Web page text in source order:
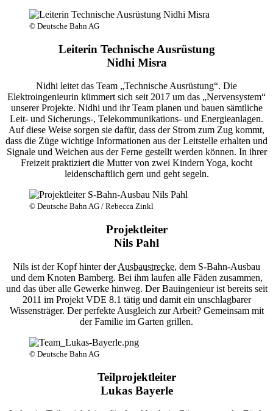
© Deutsche Bahn AG
Leiterin Technische Ausrüstung
Nidhi Misra
Nidhi leitet das Team „Technische Ausrüstung“. Die
Elektroingenieurin kümmert sich seit 2017 um das „Nervensystem“
unserer Projekte. Nidhi und ihr Team planen und bauen sämtliche
Leit- und Sicherungs-, Telekommunikations- und Energieanlagen.
Auf diese Weise sorgen sie dafür, dass der Strom zum Zug kommt,
dass die Züge wichtige Informationen aus der Leitstelle erhalten und
Signale und Weichen aus der Ferne gestellt werden können. In ihrer
Freizeit praktiziert die Mutter von zwei Kindern Yoga, kocht
leidenschaftlich gern und geht segeln.
© Deutsche Bahn AG / Rebecca Zinkl
Projektleiter
Nils Pahl
Nils ist der Kopf hinter derAusbaustrecke, dem S-Bahn-Ausbau
und dem Knoten Bamberg. Bei ihm laufen alle Fäden zusammen,
und das über alle Gewerke hinweg. Der Bauingenieur ist bereits seit
2011 im Projekt VDE 8.1 tätig und damit ein unschlagbarer
Wissensträger. Der perfekte Ausgleich zur Arbeit? Gemeinsam mit
der Familie im Garten grillen.
© Deutsche Bahn AG
Teilprojektleiter
Lukas Bayerle